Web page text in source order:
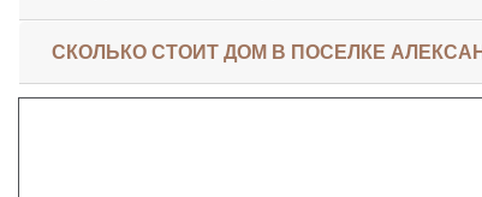
СКОЛЬКО СТОИТ ДОМ В ПОСЕЛКЕ